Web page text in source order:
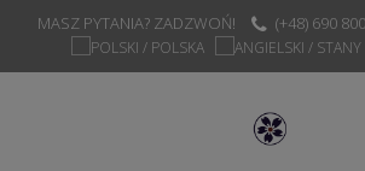
MASZ PYTANIA? ZADZWOŃ! (+48) 690